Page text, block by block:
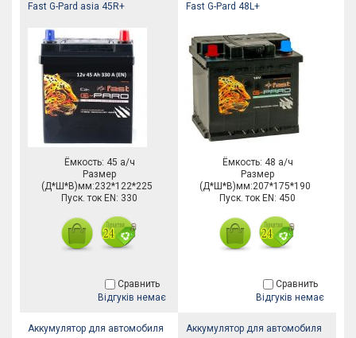
Fast G-Pard asia 45R+
Ёмкость: 45 а/ч
Размер
(Д*Ш*В)мм:232*122*225
Пуск. ток EN: 330
Сравнить
Відгуків немає
Fast G-Pard 48L+
Ёмкость: 48 а/ч
Размер
(Д*Ш*В)мм:207*175*190
Пуск. ток EN: 450
Сравнить
Відгуків немає
Аккумулятор для автомобиля
Аккумулятор для автомобиля